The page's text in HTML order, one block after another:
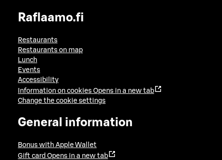
Raflaamo.fi
Restaurants
Restaurants on map
Lunch
Events
Accessibility
Information on cookies Opens in a new tab
Change the cookie settings
General information
Bonus with Apple Wallet
Gift card Opens in a new tab